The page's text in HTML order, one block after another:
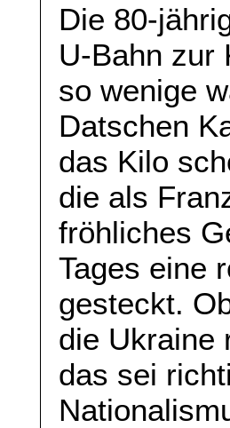
Die 80-
U-Bahn zur
so wenige
Datschen
das Kilo
die als
fröhliches
Tages eine
gesteckt.
die Ukraine
das sei